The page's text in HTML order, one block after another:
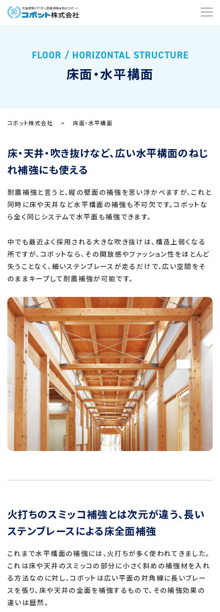
FLOOR / HORIZONTAL STRUCTURE
床面・水平構面
コボット株式会社 > 床面・水平構面
床・天井・吹き抜けなど、広い水平構面のねじ
れ補強にも使える
耐震補強と言うと、縦の壁面の補強を思い浮かべますが、これと
同時に床や天井など水平構面の補強も不可欠です。コボットな
ら全く同じシステムで水平面も補強できます。
中でも最近よく採用される大きな吹き抜けは、構造上弱くなる
所ですが、コボットなら、その開放感やファッション性をほとんど
失うことなく、細いステンブレースが走るだけで、広い空間をそ
のままキープして耐震補強が可能です。
火打ちのスミッコ補強とは次元が違う、長い
ステンブレースによる床全面補強
これまで水平構面の補強には、火打ちが多く使われてきました。
これは床や天井のスミッコの部分に小さく斜めの補強材を入れ
る方法なのに対し、コボットは広い平面の対角線に長いブレー
スを張り、床や天井の全面を補強するもので、その補強効果の
違いは歴然。